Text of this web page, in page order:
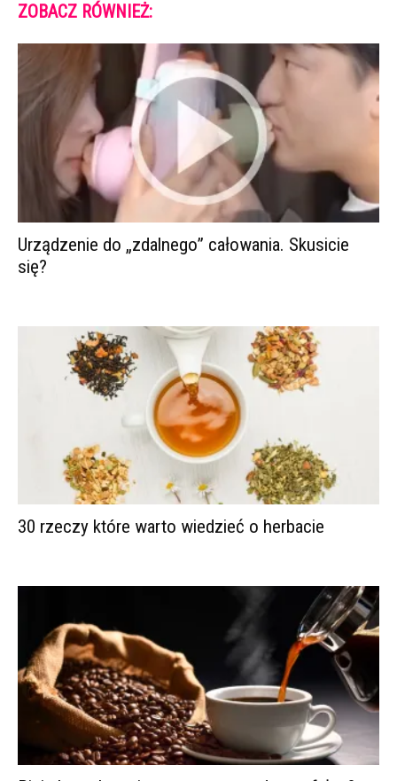
ZOBACZ RÓWNIEŻ:
Urządzenie do „zdalnego” całowania. Skusicie
się?
30 rzeczy które warto wiedzieć o herbacie